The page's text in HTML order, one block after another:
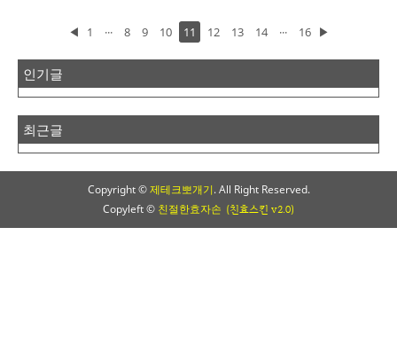
◀ 1 ··· 8 9 10 11 12 13 14 ··· 16 ▶
인기글
최근글
Copyright ©제테크뽀개기. All Right Reserved.
Copyleft © 친절한효자손 (친효스킨 v2.0)